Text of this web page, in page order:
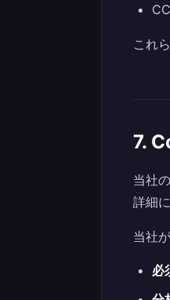
これ
7.
当社
詳細
当社
必